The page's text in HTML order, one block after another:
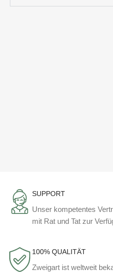
SUPPORT
Unser kompetentes
mit Rat und Tat zur
100% QUALITÄT
Zweigart ist weltweit